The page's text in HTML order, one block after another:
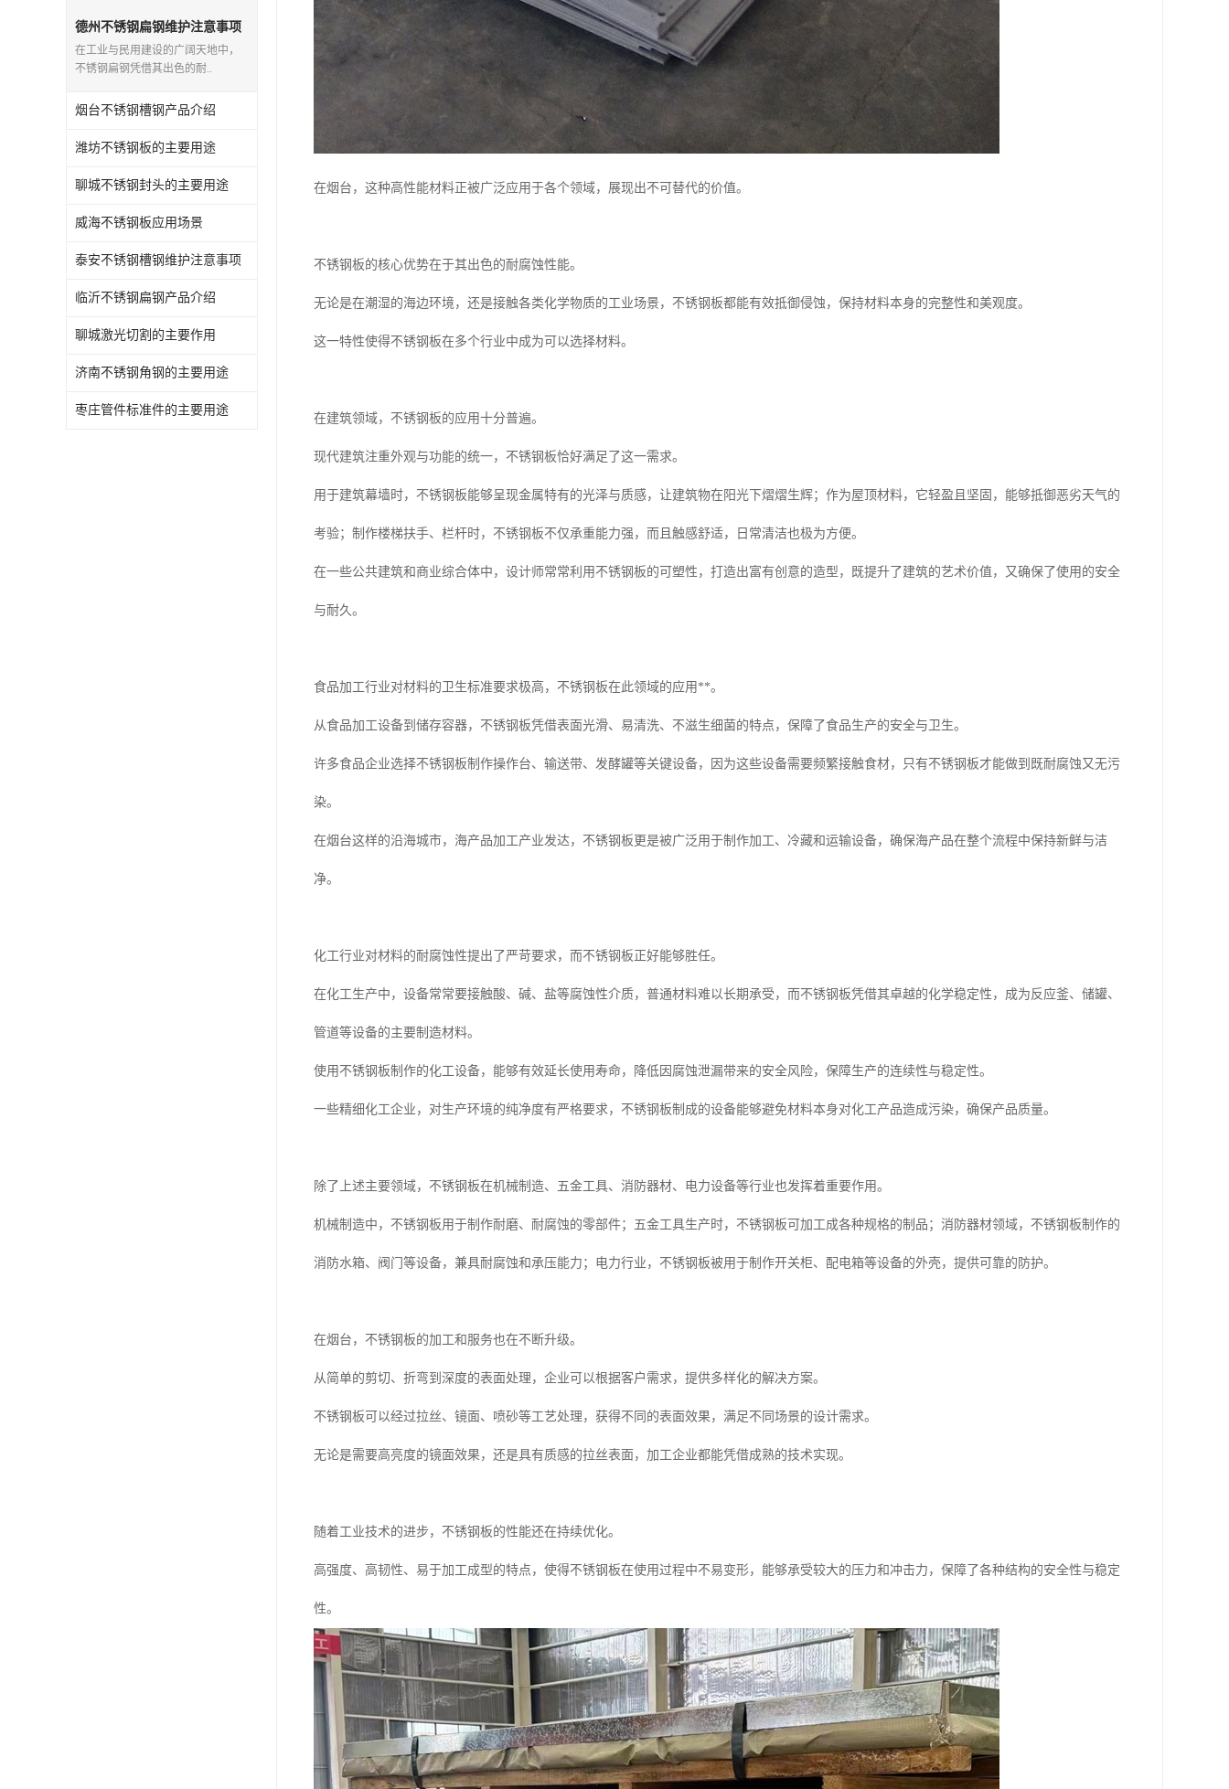
德州不锈钢扁钢维护注意事项
在工业与民用建设的广阔天地中，
不锈钢扁钢凭借其出色的耐..
烟台不锈钢槽钢产品介绍
潍坊不锈钢板的主要用途
聊城不锈钢封头的主要用途
威海不锈钢板应用场景
泰安不锈钢槽钢维护注意事项
临沂不锈钢扁钢产品介绍
聊城激光切割的主要作用
济南不锈钢角钢的主要用途
枣庄管件标准件的主要用途
在烟台，这种高性能材料正被广泛应用于各个领域，展现出不可替代的价值。
不锈钢板的核心优势在于其出色的耐腐蚀性能。
无论是在潮湿的海边环境，还是接触各类化学物质的工业场景，不锈钢板都能有效抵御侵蚀，保持材料本身的完整性和美观度。
这一特性使得不锈钢板在多个行业中成为可以选择材料。
在建筑领域，不锈钢板的应用十分普遍。
现代建筑注重外观与功能的统一，不锈钢板恰好满足了这一需求。
用于建筑幕墙时，不锈钢板能够呈现金属特有的光泽与质感，让建筑物在阳光下熠熠生辉；作为屋顶材料，它轻盈且坚固，能够抵御恶劣天气的
考验；制作楼梯扶手、栏杆时，不锈钢板不仅承重能力强，而且触感舒适，日常清洁也极为方便。
在一些公共建筑和商业综合体中，设计师常常利用不锈钢板的可塑性，打造出富有创意的造型，既提升了建筑的艺术价值，又确保了使用的安全
与耐久。
食品加工行业对材料的卫生标准要求极高，不锈钢板在此领域的应用**。
从食品加工设备到储存容器，不锈钢板凭借表面光滑、易清洗、不滋生细菌的特点，保障了食品生产的安全与卫生。
许多食品企业选择不锈钢板制作操作台、输送带、发酵罐等关键设备，因为这些设备需要频繁接触食材，只有不锈钢板才能做到既耐腐蚀又无污
染。
在烟台这样的沿海城市，海产品加工产业发达，不锈钢板更是被广泛用于制作加工、冷藏和运输设备，确保海产品在整个流程中保持新鲜与洁
净。
化工行业对材料的耐腐蚀性提出了严苛要求，而不锈钢板正好能够胜任。
在化工生产中，设备常常要接触酸、碱、盐等腐蚀性介质，普通材料难以长期承受，而不锈钢板凭借其卓越的化学稳定性，成为反应釜、储罐、
管道等设备的主要制造材料。
使用不锈钢板制作的化工设备，能够有效延长使用寿命，降低因腐蚀泄漏带来的安全风险，保障生产的连续性与稳定性。
一些精细化工企业，对生产环境的纯净度有严格要求，不锈钢板制成的设备能够避免材料本身对化工产品造成污染，确保产品质量。
除了上述主要领域，不锈钢板在机械制造、五金工具、消防器材、电力设备等行业也发挥着重要作用。
机械制造中，不锈钢板用于制作耐磨、耐腐蚀的零部件；五金工具生产时，不锈钢板可加工成各种规格的制品；消防器材领域，不锈钢板制作的
消防水箱、阀门等设备，兼具耐腐蚀和承压能力；电力行业，不锈钢板被用于制作开关柜、配电箱等设备的外壳，提供可靠的防护。
在烟台，不锈钢板的加工和服务也在不断升级。
从简单的剪切、折弯到深度的表面处理，企业可以根据客户需求，提供多样化的解决方案。
不锈钢板可以经过拉丝、镜面、喷砂等工艺处理，获得不同的表面效果，满足不同场景的设计需求。
无论是需要高亮度的镜面效果，还是具有质感的拉丝表面，加工企业都能凭借成熟的技术实现。
随着工业技术的进步，不锈钢板的性能还在持续优化。
高强度、高韧性、易于加工成型的特点，使得不锈钢板在使用过程中不易变形，能够承受较大的压力和冲击力，保障了各种结构的安全性与稳定
性。